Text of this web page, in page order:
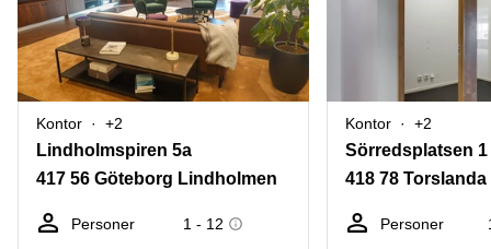
Lagerlokaler
Industrilokaler
Butikslokaler
Verkstad
kontor
Uppsala
Norrköping
Östermalm
Skåne
Vasastan
Kontorshotell
Göteborg
Coworking
Stockholm
Kontorshotell
Malmö
Coworking
Pris
Logga in
Kontor +2
Lindholmspiren 5a
417 56 Göteborg Lindholmen
Personer
1 - 12
Kontor +2
Sörredsplatsen 1
418 78 Torslanda
Personer